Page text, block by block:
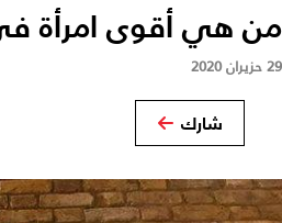
من هي أقوى امرأة في
29 حزيران 2020
شارك